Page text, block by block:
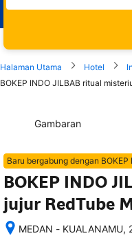
Halaman Utama Hotel
BOKEP INDO JILBAB ritual
Gambaran
Baru bergabung dengan BOKEP
BOKEP INDO
jujur RedTube
MEDAN -